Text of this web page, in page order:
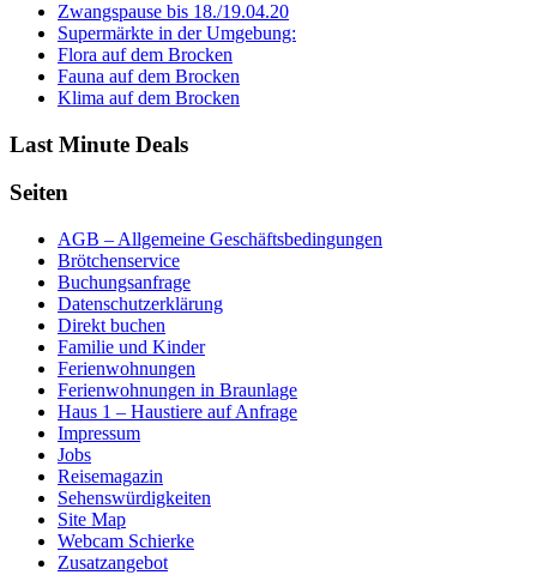
Zwangspause bis 18./19.04.20
Supermärkte in der Umgebung:
Flora auf dem Brocken
Fauna auf dem Brocken
Klima auf dem Brocken
Last Minute Deals
Seiten
AGB – Allgemeine Geschäftsbedingungen
Brötchenservice
Buchungsanfrage
Datenschutzerklärung
Direkt buchen
Familie und Kinder
Ferienwohnungen
Ferienwohnungen in Braunlage
Haus 1 – Haustiere auf Anfrage
Impressum
Jobs
Reisemagazin
Sehenswürdigkeiten
Site Map
Webcam Schierke
Zusatzangebot